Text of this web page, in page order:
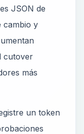
JSON de
cambio y
cutover
más
un token